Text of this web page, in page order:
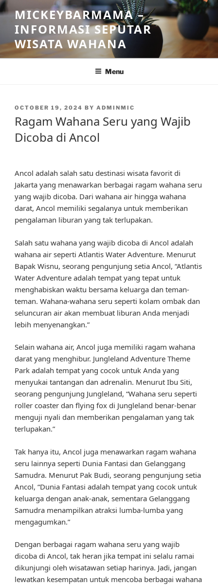
Skip
to
content
MICKEYBARMAMA –
INFORMASI SEPUTAR
WISATA WAHANA
Menu
POSTED
OCTOBER 19, 2024 BY ADMINMIC
Ragam Wahana Seru yang Wajib
Dicoba di Ancol
Ancol adalah salah satu destinasi wisata favorit di
Jakarta yang menawarkan berbagai ragam wahana seru
yang wajib dicoba. Dari wahana air hingga wahana
darat, Ancol memiliki segalanya untuk memberikan
pengalaman liburan yang tak terlupakan.
Salah satu wahana yang wajib dicoba di Ancol adalah
wahana air seperti Atlantis Water Adventure. Menurut
Bapak Wisnu, seorang pengunjung setia Ancol, “Atlantis
Water Adventure adalah tempat yang tepat untuk
menghabiskan waktu bersama keluarga dan teman-
teman. Wahana-wahana seru seperti kolam ombak dan
seluncuran air akan membuat liburan Anda menjadi
lebih menyenangkan.”
Selain wahana air, Ancol juga memiliki ragam wahana
darat yang menghibur. Jungleland Adventure Theme
Park adalah tempat yang cocok untuk Anda yang
menyukai tantangan dan adrenalin. Menurut Ibu Siti,
seorang pengunjung Jungleland, “Wahana seru seperti
roller coaster dan flying fox di Jungleland benar-benar
menguji nyali dan memberikan pengalaman yang tak
terlupakan.”
Tak hanya itu, Ancol juga menawarkan ragam wahana
seru lainnya seperti Dunia Fantasi dan Gelanggang
Samudra. Menurut Pak Budi, seorang pengunjung setia
Ancol, “Dunia Fantasi adalah tempat yang cocok untuk
keluarga dengan anak-anak, sementara Gelanggang
Samudra menampilkan atraksi lumba-lumba yang
mengagumkan.”
Dengan berbagai ragam wahana seru yang wajib
dicoba di Ancol, tak heran jika tempat ini selalu ramai
dikunjungi oleh wisatawan setiap harinya. Jadi, jangan
lewatkan kesempatan untuk mencoba berbagai wahana